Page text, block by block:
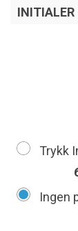
INITIALER
Trykk
Ingen